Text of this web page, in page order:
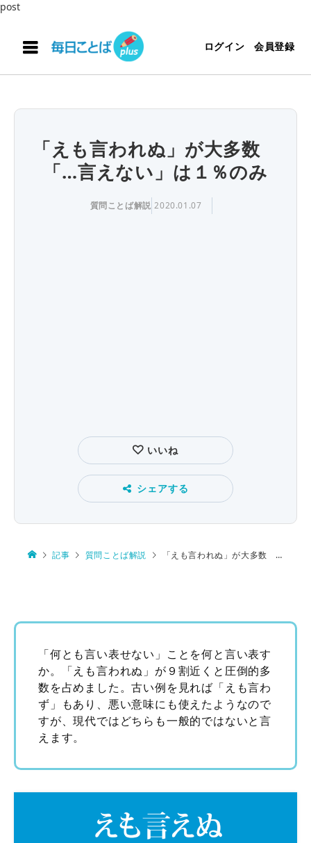
post
ログイン 会員登録
「えも言われぬ」が大多数
「…言えない」は１％のみ
質問ことば解説 2020.01.07
いいね
シェアする
記事 質問ことば解説 「えも言われぬ」が大多数 「…言えない」は１％のみ
「何とも言い表せない」ことを何と言い表す
か。「えも言われぬ」が９割近くと圧倒的多
数を占めました。古い例を見れば「えも言わ
ず」もあり、悪い意味にも使えたようなので
すが、現代ではどちらも一般的ではないと言
えます。